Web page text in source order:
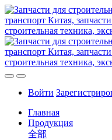
Войти
Главная
Продукция
全部